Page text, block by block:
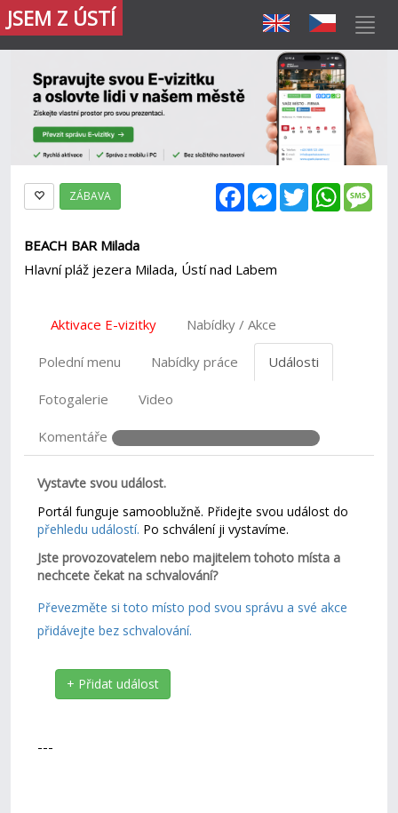
JSEM Z ÚSTÍ
FacebookMessenger
Twitter
ZÁBAVA
BEACH BAR Milada
Hlavní pláž jezera Milada, Ústí nad Labem
Aktivace E-vizitky Nabídky / Akce
Polední menu Nabídky práce Události
Fotogalerie Video
Komentáře
Vystavte svou událost.
Portál funguje samooblužně. Přidejte svou událost do
přehledu událostí. Po schválení ji vystavíme.
Jste provozovatelem nebo majitelem tohoto místa a
nechcete čekat na schvalování?
Převezměte si toto místo pod svou správu a své akce
přidávejte bez schvalování.
+ Přidat událost
---